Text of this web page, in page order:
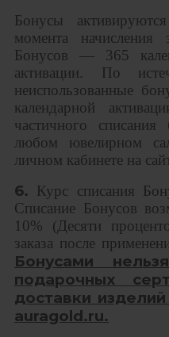
Бонусы
момента
Бонусов — 365
активации. По
неиспользованные
календарной
частичного
любом ювелирном
личном кабинете на
6.
Курс списания
Списание Бонусов
10% (Десяти
заказа после
Бонусами
подарочных
доставки
auragold.ru.